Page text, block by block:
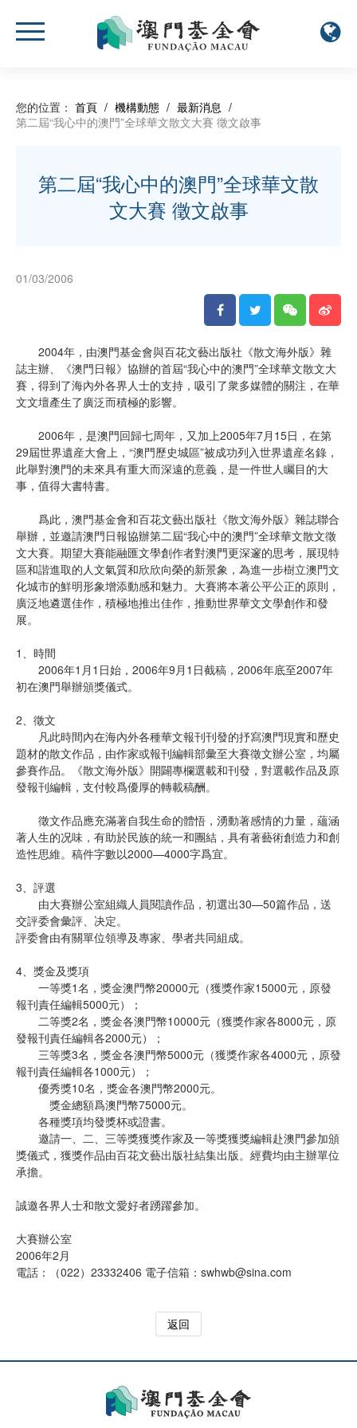
您的位置： 首頁 / 機構動態 / 最新消息 /
第二屆“我心中的澳門”全球華文散文大賽 徵文啟事
第二屆“我心中的澳門”全球華文散
文大賽 徵文啟事
01/03/2006
2004年，由澳門基金會與百花文藝出版社《散文海外版》雜
誌主辦、《澳門日報》協辦的首屆“我心中的澳門”全球華文散文大
賽，得到了海內外各界人士的支持，吸引了衆多媒體的關注，在華
文文壇產生了廣泛而積極的影響。
2006年，是澳門回歸七周年，又加上2005年7月15日，在第
29屆世界遺産大會上，“澳門歷史城區”被成功列入世界遺産名錄，
此舉對澳門的未來具有重大而深遠的意義，是一件世人矚目的大
事，值得大書特書。
爲此，澳門基金會和百花文藝出版社《散文海外版》雜誌聯合
舉辦，並邀請澳門日報協辦第二屆“我心中的澳門”全球華文散文徵
文大賽。期望大賽能融匯文學創作者對澳門更深邃的思考，展現特
區和諧進取的人文氣質和欣欣向榮的新景象，為進一步樹立澳門文
化城市的鮮明形象增添動感和魅力。大賽將本著公平公正的原則，
廣泛地遴選佳作，積極地推出佳作，推動世界華文文學創作和發
展。
1、時間
2006年1月1日始，2006年9月1日截稿，2006年底至2007年
初在澳門舉辦頒獎儀式。
2、徵文
凡此時間內在海內外各種華文報刊刊發的抒寫澳門現實和歷史
題材的散文作品，由作家或報刊編輯部彙至大賽徵文辦公室，均屬
參賽作品。《散文海外版》開闢專欄選載和刊發，對選載作品及原
發報刊編輯，支付較爲優厚的轉載稿酬。
徵文作品應充滿著自我生命的體悟，湧動著感情的力量，蘊涵
著人生的况味，有助於民族的統一和團結，具有著藝術創造力和創
造性思維。稿件字數以2000—4000字爲宜。
3、評選
由大賽辦公室組織人員閱讀作品，初選出30—50篇作品，送
交評委會彙評、决定。
評委會由有關單位領導及專家、學者共同組成。
4、獎金及獎項
一等獎1名，獎金澳門幣20000元（獲獎作家15000元，原發
報刊責任編輯5000元）；
二等獎2名，獎金各澳門幣10000元（獲獎作家各8000元，原
發報刊責任編輯各2000元）；
三等獎3名，獎金各澳門幣5000元（獲獎作家各4000元，原發
報刊責任編輯各1000元）；
優秀獎10名，獎金各澳門幣2000元。
獎金總額爲澳門幣75000元。
各種獎項均發獎杯或證書。
邀請一、二、三等獎獲獎作家及一等獎獲獎編輯赴澳門參加頒
獎儀式，獲獎作品由百花文藝出版社結集出版。經費均由主辦單位
承擔。
誠邀各界人士和散文愛好者踴躍參加。
大賽辦公室
2006年2月
電話：（022）23332406 電子信箱： swhwb@sina.com
返回